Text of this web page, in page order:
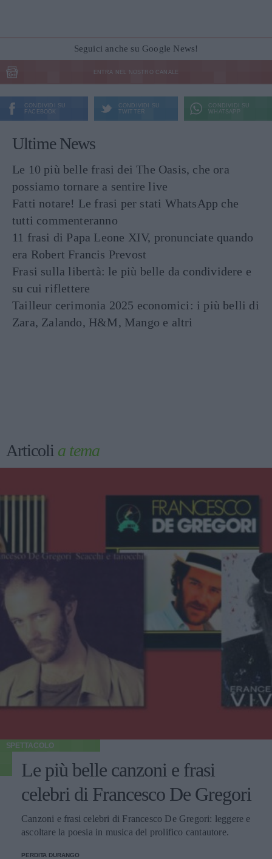
Seguici anche su Google News!
ENTRA NEL NOSTRO CANALE
CONDIVIDI SU
FACEBOOK
CONDIVIDI SU
TWITTER
CONDIVIDI SU
WHATSAPP
Ultime News
Le 10 più belle frasi dei The Oasis, che ora
possiamo tornare a sentire live
Fatti notare! Le frasi per stati WhatsApp che
tutti commenteranno
11 frasi di Papa Leone XIV, pronunciate quando
era Robert Francis Prevost
Frasi sulla libertà: le più belle da condividere e
su cui riflettere
Tailleur cerimonia 2025 economici: i più belli di
Zara, Zalando, H&M, Mango e altri
Articoli a tema
SPETTACOLO
Le più belle canzoni e frasi
celebri di Francesco De Gregori
Canzoni e frasi celebri di Francesco De Gregori: leggere e
ascoltare la poesia in musica del prolifico cantautore.
PERDITA DURANGO